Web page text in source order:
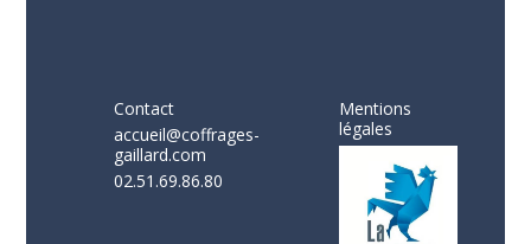
Contact
accueil@coffrages-
gaillard.com
02.51.69.86.80
Mentions
légales